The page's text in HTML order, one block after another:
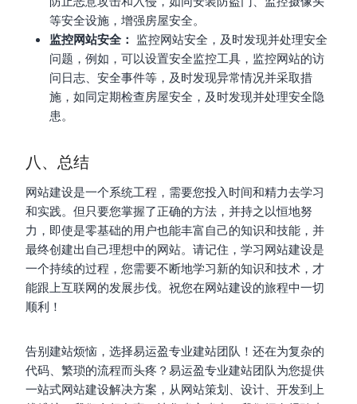
等安全设施，增强房屋安全。
监控网站安全： 监控网站安全，及时发现并处理安全
问题，例如，可以设置安全监控工具，监控网站的访
问日志、安全事件等，及时发现异常情况并采取措
施，如同定期检查房屋安全，及时发现并处理安全隐
患。
八、总结
网站建设是一个系统工程，需要您投入时间和精力去学习
和实践。但只要您掌握了正确的方法，并持之以恒地努
力，即使是零基础的用户也能丰富自己的知识和技能，并
最终创建出自己理想中的网站。请记住，学习网站建设是
一个持续的过程，您需要不断地学习新的知识和技术，才
能跟上互联网的发展步伐。祝您在网站建设的旅程中一切
顺利！
告别建站烦恼，选择易运盈专业建站团队！还在为复杂的
代码、繁琐的流程而头疼？易运盈专业建站团队为您提供
一站式网站建设解决方案，从网站策划、设计、开发到上